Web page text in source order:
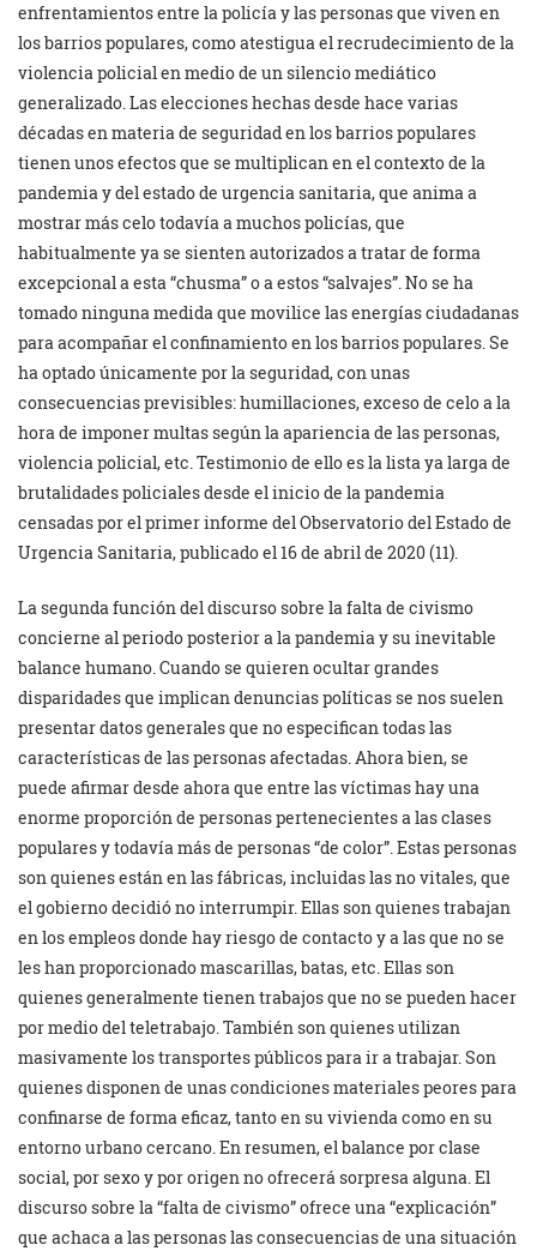
enfrentamientos entre la policía y las personas que viven en
los barrios populares, como atestigua el recrudecimiento de la
violencia policial en medio de un silencio mediático
generalizado. Las elecciones hechas desde hace varias
décadas en materia de seguridad en los barrios populares
tienen unos efectos que se multiplican en el contexto de la
pandemia y del estado de urgencia sanitaria, que anima a
mostrar más celo todavía a muchos policías, que
habitualmente ya se sienten autorizados a tratar de forma
excepcional a esta “chusma” o a estos “salvajes”. No se ha
tomado ninguna medida que movilice las energías ciudadanas
para acompañar el confinamiento en los barrios populares. Se
ha optado únicamente por la seguridad, con unas
consecuencias previsibles: humillaciones, exceso de celo a la
hora de imponer multas según la apariencia de las personas,
violencia policial, etc. Testimonio de ello es la lista ya larga de
brutalidades policiales desde el inicio de la pandemia
censadas por el primer informe del Observatorio del Estado de
Urgencia Sanitaria, publicado el 16 de abril de 2020 (11).
La segunda función del discurso sobre la falta de civismo
concierne al periodo posterior a la pandemia y su inevitable
balance humano. Cuando se quieren ocultar grandes
disparidades que implican denuncias políticas se nos suelen
presentar datos generales que no especifican todas las
características de las personas afectadas. Ahora bien, se
puede afirmar desde ahora que entre las víctimas hay una
enorme proporción de personas pertenecientes a las clases
populares y todavía más de personas “de color”. Estas personas
son quienes están en las fábricas, incluidas las no vitales, que
el gobierno decidió no interrumpir. Ellas son quienes trabajan
en los empleos donde hay riesgo de contacto y a las que no se
les han proporcionado mascarillas, batas, etc. Ellas son
quienes generalmente tienen trabajos que no se pueden hacer
por medio del teletrabajo. También son quienes utilizan
masivamente los transportes públicos para ir a trabajar. Son
quienes disponen de unas condiciones materiales peores para
confinarse de forma eficaz, tanto en su vivienda como en su
entorno urbano cercano. En resumen, el balance por clase
social, por sexo y por origen no ofrecerá sorpresa alguna. El
discurso sobre la “falta de civismo” ofrece una “explicación”
que achaca a las personas las consecuencias de una situación